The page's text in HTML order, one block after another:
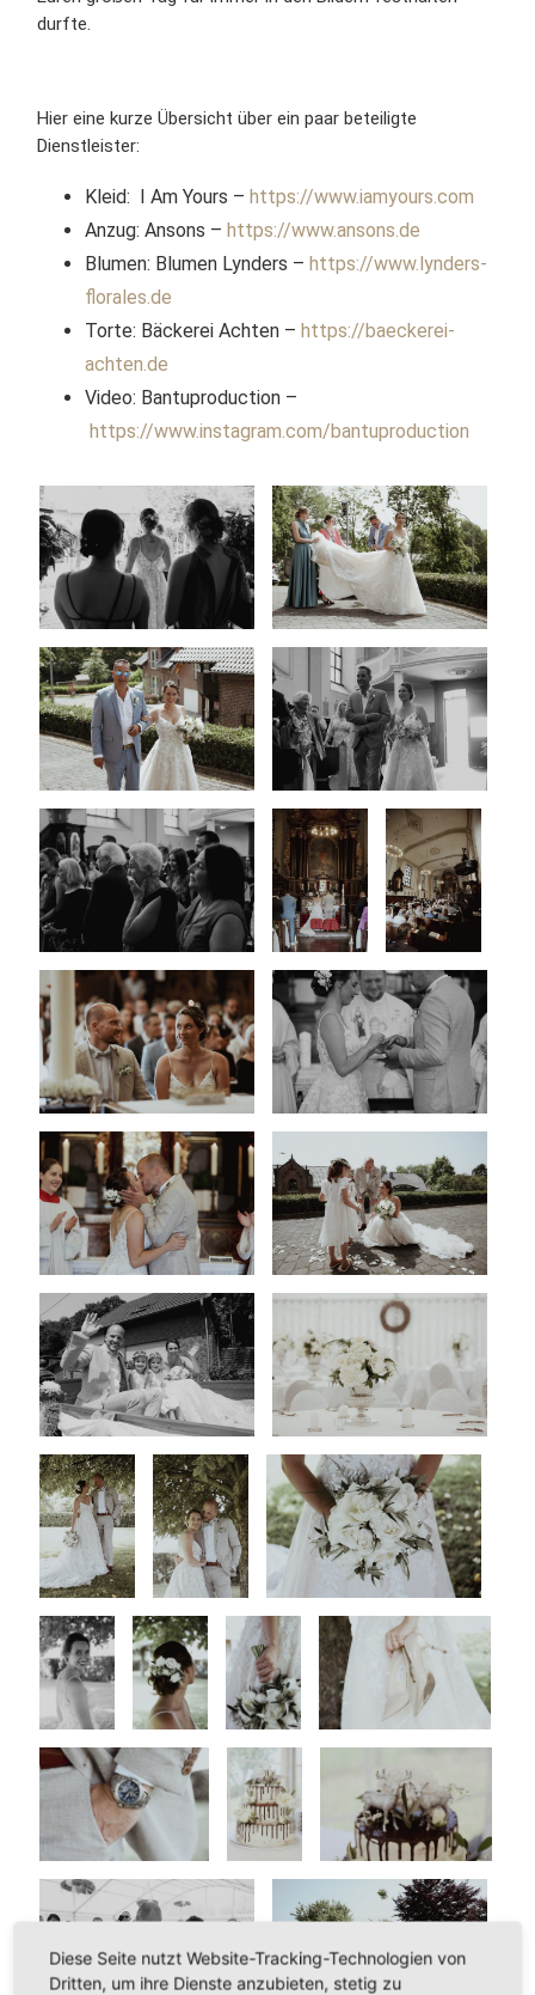
durfte.
Hier eine kurze Übersicht über ein paar beteiligte
Dienstleister:
Kleid: I Am Yours –https://www.iamyours.com
Anzug: Ansons –https://www.ansons.de
Blumen: Blumen Lynders –https://www.lynders-
florales.de
Torte: Bäckerei Achten –https://baeckerei-
achten.de
Video: Bantuproduction –
https://www.instagram.com/bantuproduction
Diese Seite nutzt Website-Tracking-Technologien von
Dritten, um ihre Dienste anzubieten, stetig zu